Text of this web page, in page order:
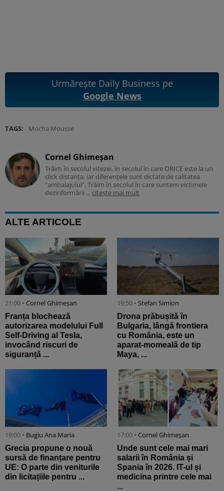
Urmărește Daily Business pe
Google News
TAGS: Mocha Mousse
Cornel Ghimeșan
Trăim în secolul vitezei, în secolul în care ORICE este la un
click distanța, iar diferențele sunt dictate de calitatea
“ambalajului”. Trăim în secolul în care suntem victimele
dezinformării ... citește mai mult
ALTE ARTICOLE
21:00 • Cornel Ghimeșan
Franța blochează
autorizarea modelului Full
Self-Driving al Tesla,
invocând riscuri de
siguranță ...
19:50 • Stefan Simion
Drona prăbușită în
Bulgaria, lângă frontiera
cu România, este un
aparat-momeală de tip
Maya, ...
19:00 • Bugiu ⁠Ana Maria
Grecia propune o nouă
sursă de finanțare pentru
UE: O parte din veniturile
din licitațiile pentru ...
17:00 • Cornel Ghimeșan
Unde sunt cele mai mari
salarii în România și
Spania în 2026. IT-ul și
medicina printre cele mai
...